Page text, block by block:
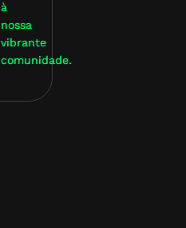
à
nossa
vibrante
comunidade.